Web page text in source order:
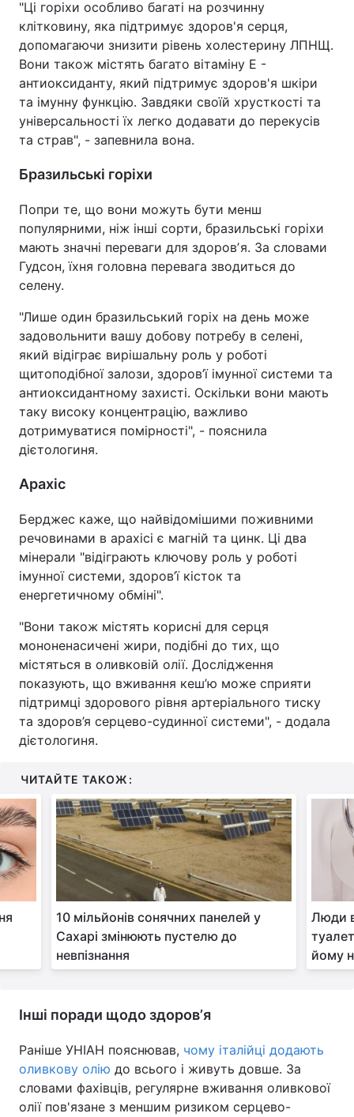
"Ці горіхи особливо багаті на розчинну
клітковину, яка підтримує здоров'я серця,
допомагаючи знизити рівень холестерину ЛПНЩ.
Вони також містять багато вітаміну Е -
антиоксиданту, який підтримує здоров'я шкіри
та імунну функцію. Завдяки своїй хрусткості та
універсальності їх легко додавати до перекусів
та страв", - запевнила вона.
Бразильські горіхи
Попри те, що вони можуть бути менш
популярними, ніж інші сорти, бразильські горіхи
мають значні переваги для здоровʼя. За словами
Гудсон, їхня головна перевага зводиться до
селену.
"Лише один бразильський горіх на день може
задовольнити вашу добову потребу в селені,
який відіграє вирішальну роль у роботі
щитоподібної залози, здоров’ї імунної системи та
антиоксидантному захисті. Оскільки вони мають
таку високу концентрацію, важливо
дотримуватися помірності", - пояснила
дієтологиня.
Арахіс
Берджес каже, що найвідомішими поживними
речовинами в арахісі є магній та цинк. Ці два
мінерали "відіграють ключову роль у роботі
імунної системи, здоров’ї кісток та
енергетичному обміні".
"Вони також містять корисні для серця
мононенасичені жири, подібні до тих, що
містяться в оливковій олії. Дослідження
показують, що вживання кеш’ю може сприяти
підтримці здорового рівня артеріального тиску
та здоров’я серцево-судинної системи", - додала
дієтологиня.
ЧИТАЙТЕ ТАКОЖ:
10 мільйонів сонячних панелей у
Сахарі змінюють пустелю до
невпізнання
Люди
йому
Інші поради щодо здоровʼя
Раніше УНІАН пояснював, чому італійці додають
оливкову олію до всього і живуть довше. За
словами фахівців, регулярне вживання оливкової
олії пов'язане з меншим ризиком серцево-